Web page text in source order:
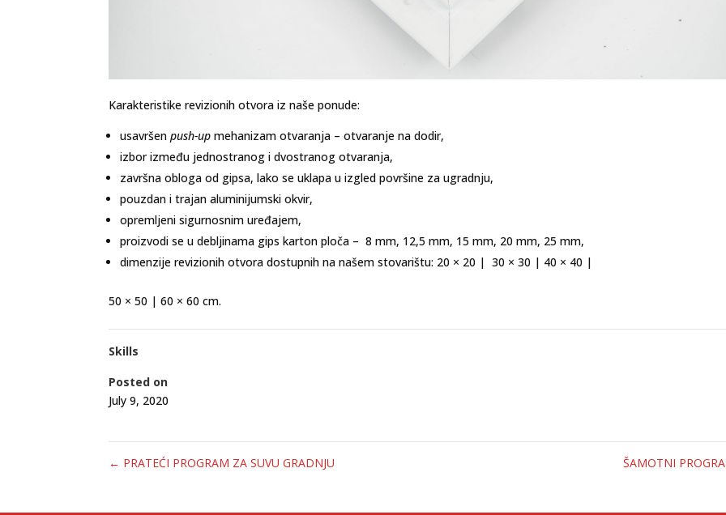
Karakteristike revizionih otvora iz naše ponude:
usavršenpush-up mehanizam otvaranja – otvaranje na dodir,
izbor između jednostranog i dvostranog otvaranja,
završna obloga od gipsa, lako se uklapa u izgled površine za ugradnju,
pouzdan i trajan aluminijumski okvir,
opremljeni sigurnosnim uređajem,
proizvodi se u debljinama gips karton ploča – 8 mm, 12,5 mm, 15 mm, 20 mm, 25 mm,
dimenzije revizionih otvora dostupnih na našem stovarištu: 20 × 20 | 30 × 30 | 40 × 40 |
50 × 50 | 60 × 60 cm.
Skills
Posted on
July 9, 2020
← PRATEĆI PROGRAM ZA SUVU GRADNJU ŠAMOTNI